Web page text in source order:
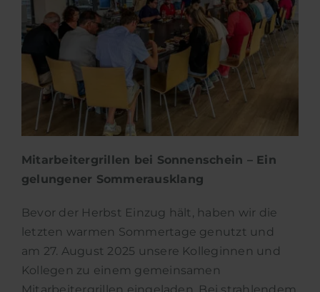
Mitarbeitergrillen bei Sonnenschein – Ein
gelungener Sommerausklang
Bevor der Herbst Einzug hält, haben wir die
letzten warmen Sommertage genutzt und
am 27. August 2025 unsere Kolleginnen und
Kollegen zu einem gemeinsamen